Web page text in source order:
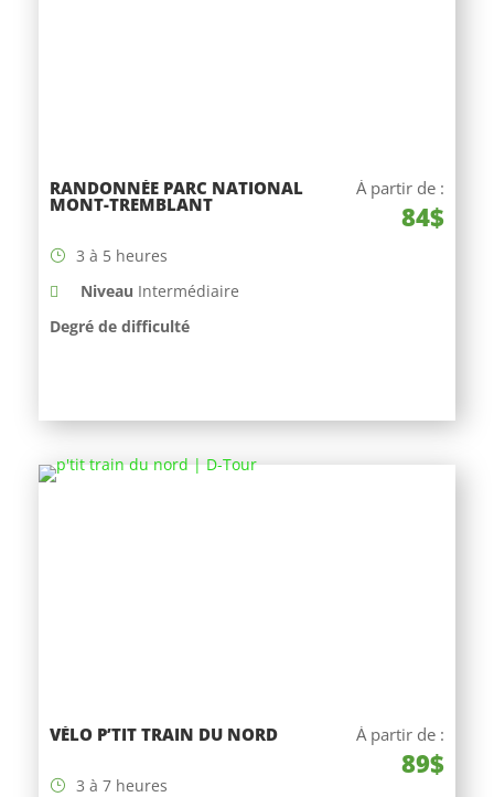
RANDONNÉE PARC NATIONAL
MONT-TREMBLANT
À partir de :
84$
3 à 5 heures
Niveau Intermédiaire
Degré de difficulté
VÉLO P’TIT TRAIN DU NORD À partir de :
89$
3 à 7 heures